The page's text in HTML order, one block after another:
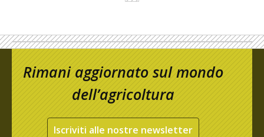
Rimani aggiornato sul mondo
dell’agricoltura
Iscriviti alle nostre newsletter